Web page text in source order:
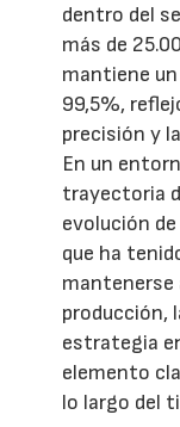
dentro del
más de
mantiene
99,5%,
precisión y
En un
trayectoria
evolución
que ha
mantenerse
producción,
estrategia
elemento
lo largo del